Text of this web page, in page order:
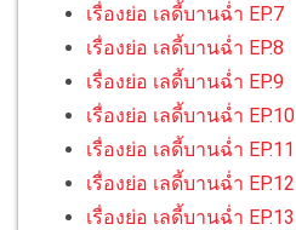
เรื่องย่อ เลดี้บานฉ่ำ EP.7
เรื่องย่อ เลดี้บานฉ่ำ EP.8
เรื่องย่อ เลดี้บานฉ่ำ EP.9
เรื่องย่อ เลดี้บานฉ่ำ EP.10
เรื่องย่อ เลดี้บานฉ่ำ EP.11
เรื่องย่อ เลดี้บานฉ่ำ EP.12
เรื่องย่อ เลดี้บานฉ่ำ EP.13